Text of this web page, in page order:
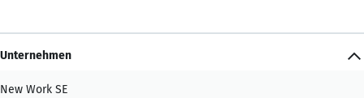
Unternehmen
New Work SE